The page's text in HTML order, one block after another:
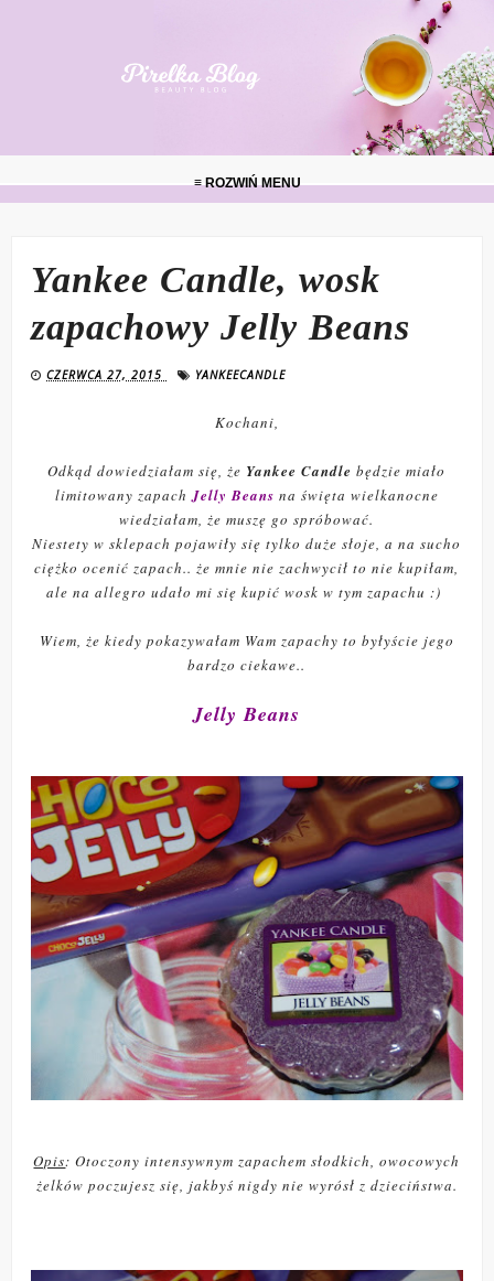
≡ ROZWIŃ MENU
Yankee Candle, wosk
zapachowy Jelly Beans
CZERWCA 27, 2015 YANKEECANDLE
Kochani,
Odkąd dowiedziałam się, że Yankee Candle będzie miało
limitowany zapachJelly Beans na święta wielkanocne
wiedziałam, że muszę go spróbować.
Niestety w sklepach pojawiły się tylko duże słoje, a na sucho
ciężko ocenić zapach.. że mnie nie zachwycił to nie kupiłam,
ale na allegro udało mi się kupić wosk w tym zapachu :)
Wiem, że kiedy pokazywałam Wam zapachy to byłyście jego
bardzo ciekawe..
Jelly Beans
Opis: Otoczony intensywnym zapachem słodkich, owocowych
żelków poczujesz się, jakbyś nigdy nie wyrósł z dzieciństwa.